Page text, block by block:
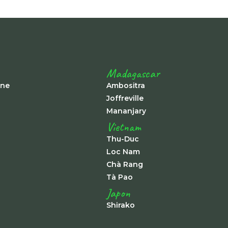
Madagascar
Ambositra
Joffreville
Mananjary
Vietnam
Thu-Duc
Loc Nam
Chà Rang
Tà Pao
Japon
Shirako